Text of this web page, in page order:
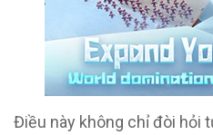
Điều này không chỉ đòi hỏi